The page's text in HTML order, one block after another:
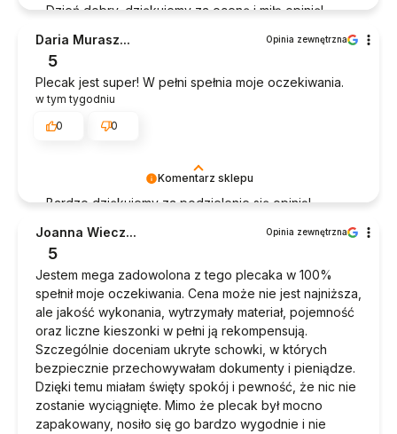
Dzień dobry, dziękujemy za ocenę i miłą opinię!
:) Pozdrawiamy serdecznie, Zespół Diwajs!
Komentarz sklepu
Bardzo dziękujemy za podzielenie się opinią!
Daria Murasz... Opinia zewnętrzna
5
Plecak jest super! W pełni spełnia moje oczekiwania.
w tym tygodniu
0
0
Joanna Wiecz... Opinia zewnętrzna
5
Jestem mega zadowolona z tego plecaka w 100%
spełnił moje oczekiwania. Cena może nie jest najniższa,
ale jakość wykonania, wytrzymały materiał, pojemność
oraz liczne kieszonki w pełni ją rekompensują.
Szczególnie doceniam ukryte schowki, w których
bezpiecznie przechowywałam dokumenty i pieniądze.
Dzięki temu miałam święty spokój i pewność, że nic nie
zostanie wyciągnięte. Mimo że plecak był mocno
zapakowany, nosiło się go bardzo wygodnie i nie